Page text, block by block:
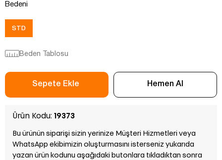
Bedeni
STD
Beden Tablosu
Ürün Kodu: 19373
Bu ürünün siparişi sizin yerinize Müşteri Hizmetleri veya
WhatsApp ekibimizin oluşturmasını isterseniz yukarıda
yazan ürün kodunu aşağıdaki butonlara tıkladıktan sonra